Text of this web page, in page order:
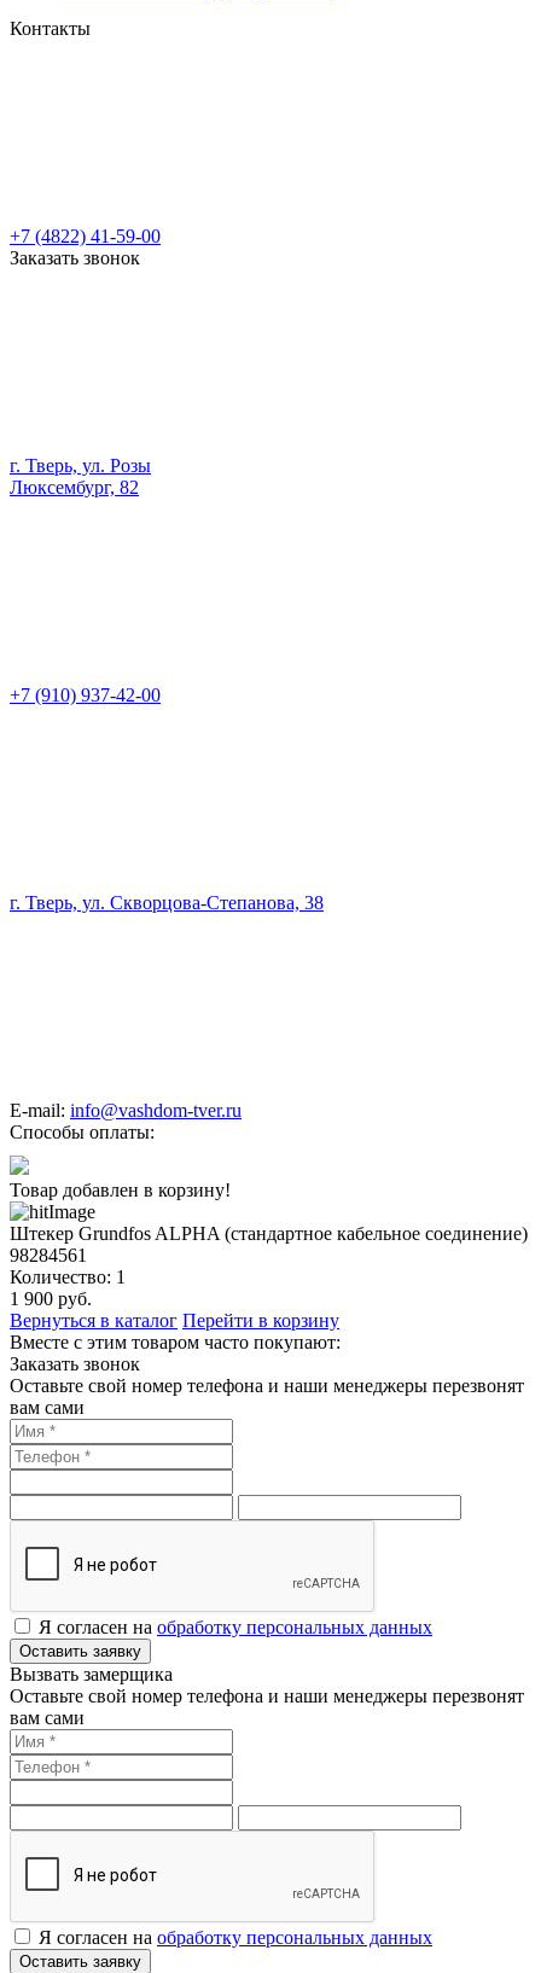
Контакты
+7 (4822) 41-59-00
Заказать звонок
г. Тверь, ул. Розы
Люксембург, 82
+7 (910) 937-42-00
г. Тверь, ул. Скворцова-Степанова, 38
E-mail: info@vashdom-tver.ru
Способы оплаты:
Товар добавлен в корзину!
Штекер Grundfos ALPHA (стандартное кабельное соединение)
98284561
Количество: 1
1 900 руб.
Вернуться в каталог Перейти в корзину
Вместе с этим товаром часто покупают:
Заказать звонок
Оставьте свой номер телефона и наши менеджеры перезвонят
вам сами
Я согласен на обработку персональных данных
Оставить заявку
Вызвать замерщика
Оставьте свой номер телефона и наши менеджеры перезвонят
вам сами
Я согласен на обработку персональных данных
Оставить заявку